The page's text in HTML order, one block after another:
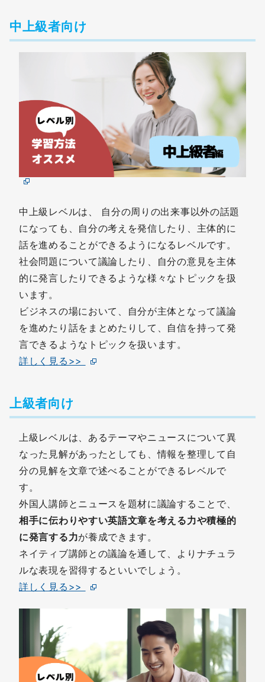
中上級者向け
中上級レベルは、 自分の周りの出来事以外の話題
になっても、自分の考えを発信したり、主体的に
話を進めることができるようになるレベルです。
社会問題について議論したり、自分の意見を主体
的に発言したりできるような様々なトピックを扱
います。
ビジネスの場において、自分が主体となって議論
を進めたり話をまとめたりして、自信を持って発
言できるようなトピックを扱います。
詳しく見る>>
上級者向け
上級レベルは、あるテーマやニュースについて異
なった見解があったとしても、情報を整理して自
分の見解を文章で述べることができるレベルで
す。
外国人講師とニュースを題材に議論することで、
相手に伝わりやすい英語文章を考える力や積極的
に発言する力が養成できます。
ネイティブ講師との議論を通して、よりナチュラ
ルな表現を習得するといいでしょう。
詳しく見る>>